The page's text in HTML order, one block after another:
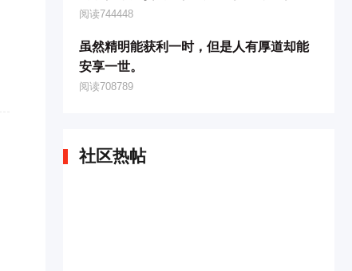
在平时的一针一线、一滴油、一勺饭、一
阅读744448
虽然精明能获利一时，但是人有厚道却能
安享一世。
阅读708789
社区热帖